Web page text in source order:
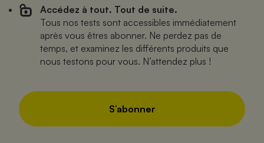
Accédez à tout. Tout de suite.
Tous nos tests sont accessibles immédiatement
après vous êtres abonner. Ne perdez pas de
temps, et examinez les différents produits que
nous testons pour vous. N’attendez plus !
S’abonner